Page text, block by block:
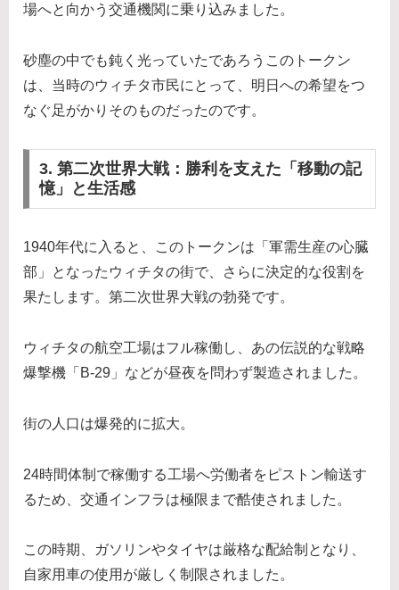
場へと向かう交通機関に乗り込みました。
砂塵の中でも鈍く光っていたであろうこのトークン
は、当時のウィチタ市民にとって、明日への希望をつ
なぐ足がかりそのものだったのです。
3. 第二次世界大戦：勝利を支えた「移動の記
憶」と生活感
1940年代に入ると、このトークンは「軍需生産の心臓
部」となったウィチタの街で、さらに決定的な役割を
果たします。第二次世界大戦の勃発です。
ウィチタの航空工場はフル稼働し、あの伝説的な戦略
爆撃機「B-29」などが昼夜を問わず製造されました。
街の人口は爆発的に拡大。
24時間体制で稼働する工場へ労働者をピストン輸送す
るため、交通インフラは極限まで酷使されました。
この時期、ガソリンやタイヤは厳格な配給制となり、
自家用車の使用が厳しく制限されました。